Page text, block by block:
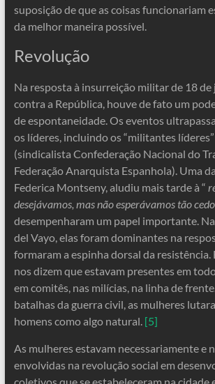
suposição de que as coisas funcionariam
da melhor maneira possível.
Revolução
Na resposta à insurreição militar de 18
contra a República, houve de fato um
de espontaneidade. Os eventos
os líderes, incluindo os “militantes
(sindicalista Confederação Nacional do
Federação Anarquista Espanhola). Uma
Federica Montseny, aludiu mais tarde à “
desejávamos, mas não esperávamos tão
desempenharam um papel importante.
del Vayo, elas foram dominantes na
formaram a espinha dorsal da resistência.
nos dizem que estavam presentes em
em comitês, nas milícias, na linha de
batalhas da guerra civil, as mulheres
homens como algo natural. [5]
As mulheres estavam necessariamente e
envolvidas na revolução social em